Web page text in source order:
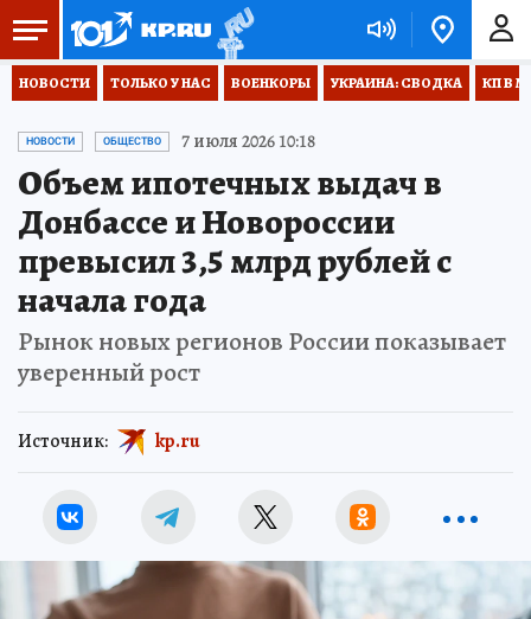
НОВОСТИ ТОЛЬКО У НАС ВОЕНКОРЫ УКРАИНА: СВОДКА КП В
НОВОСТИ ОБЩЕСТВО 7 июля 2026 10:18
Объем ипотечных выдач в
Донбассе и Новороссии
превысил 3,5 млрд рублей с
начала года
Рынок новых регионов России показывает
уверенный рост
Источник: kp.ru